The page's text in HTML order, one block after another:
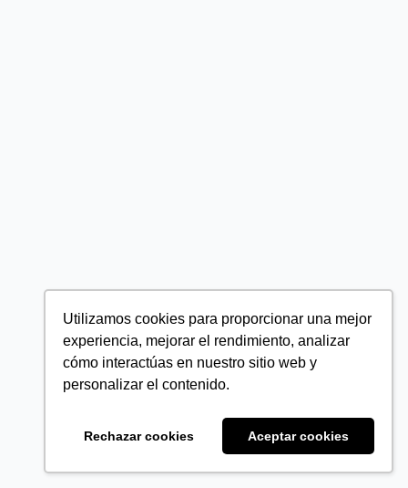
Utilizamos cookies para proporcionar una mejor
experiencia, mejorar el rendimiento, analizar
cómo interactúas en nuestro sitio web y
personalizar el contenido.
Rechazar cookies Aceptar cookies